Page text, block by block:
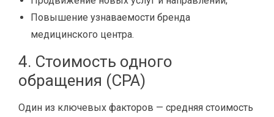
Повышение узнаваемости бренда
медицинского центра.
4. Стоимость одного
обращения (CPA)
Один из ключевых факторов — средняя стоимость